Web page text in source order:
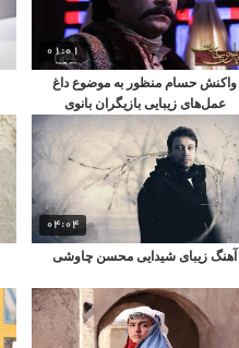
01:01
واکنش حسام منظور به موضوع داغ
عمل‌های زیبایی بازیگران بانوی
عمارت
04:04
آهنگ زیبای شیدایی محسن چاوشی